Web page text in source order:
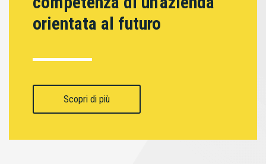
orientata al futuro
Scopri di più